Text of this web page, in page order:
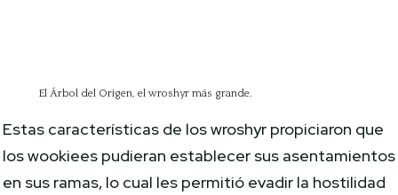
El Árbol del Origen, el wroshyr más grande.
Estas características de los wroshyr propiciaron que
los wookiees pudieran establecer sus asentamientos
en sus ramas, lo cual les permitió evadir la hostilidad